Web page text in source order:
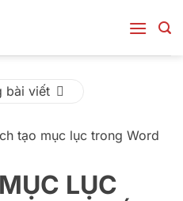
bài viết
tạo mục lục trong Word
LỤC